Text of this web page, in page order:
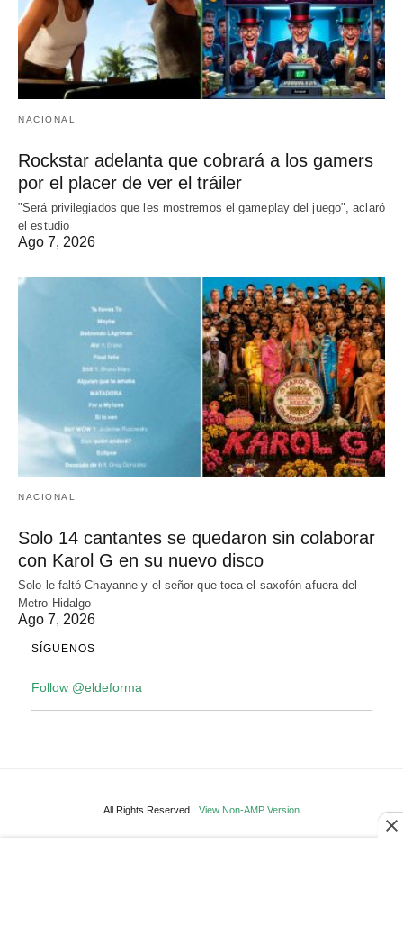
NACIONAL
Rockstar adelanta que cobrará a los gamers
por el placer de ver el tráiler
"Será privilegiados que les mostremos el gameplay del juego", aclaró
el estudio
Ago 7, 2026
NACIONAL
Solo 14 cantantes se quedaron sin colaborar
con Karol G en su nuevo disco
Solo le faltó Chayanne y el señor que toca el saxofón afuera del
Metro Hidalgo
Ago 7, 2026
SÍGUENOS
Follow @eldeforma
All Rights Reserved View Non-AMP Version